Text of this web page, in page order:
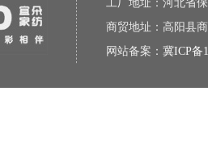
工厂地址：河北省
商贸地址：高阳县
网站备案： 冀ICP备